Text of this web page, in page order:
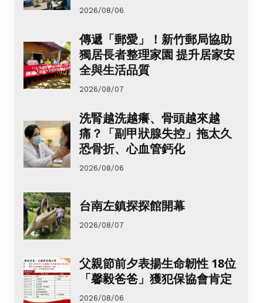
2026/08/06
傳遞「郵愛」！新竹郵局協助
獨居長者整理家園 提升居家安
全與生活品質
2026/08/07
洗腎越洗越癢、骨頭越來越
痛？「副甲狀腺失控」拖太久
恐骨折、心血管鈣化
2026/08/06
台南左鎮探探館開幕
2026/08/07
父親節前夕表揚生命韌性 18位
「馨毅爸爸」獲犯保協會肯定
2026/08/06